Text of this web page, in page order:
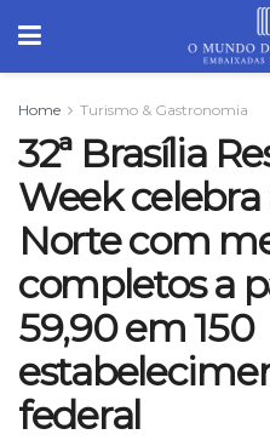
Home Turismo & Gastronomia
32ª Brasília
Week celebra
Norte com
completos a
59,90 em 150
federal